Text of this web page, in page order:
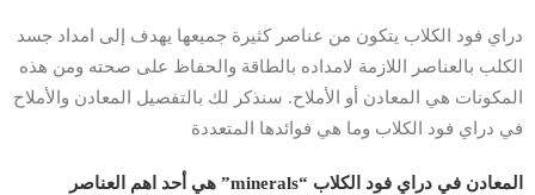
دراي فود الكلاب يتكون من عناصر كثيرة جميعها يهدف إلى امداد جسد
الكلب بالعناصر اللازمة لامداده بالطاقة والحفاظ على صحته ومن هذه
المكونات هي المعادن أو الأملاح. سنذكر لك بالتفصيل المعادن والأملاح
في دراي فود الكلاب وما هي فوائدها المتعددة
المعادن في دراي فود الكلاب “minerals” هي أحد اهم العناصر